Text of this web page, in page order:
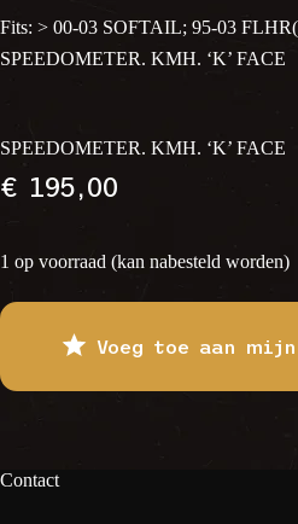
Fits: > 00-03 SOFTAIL; 95-03
SPEEDOMETER. KMH. ‘K’ FACE
SPEEDOMETER. KMH. ‘K’ FACE
€195,00
1 op voorraad (kan nabesteld worden)
Voeg toe aan
Contact